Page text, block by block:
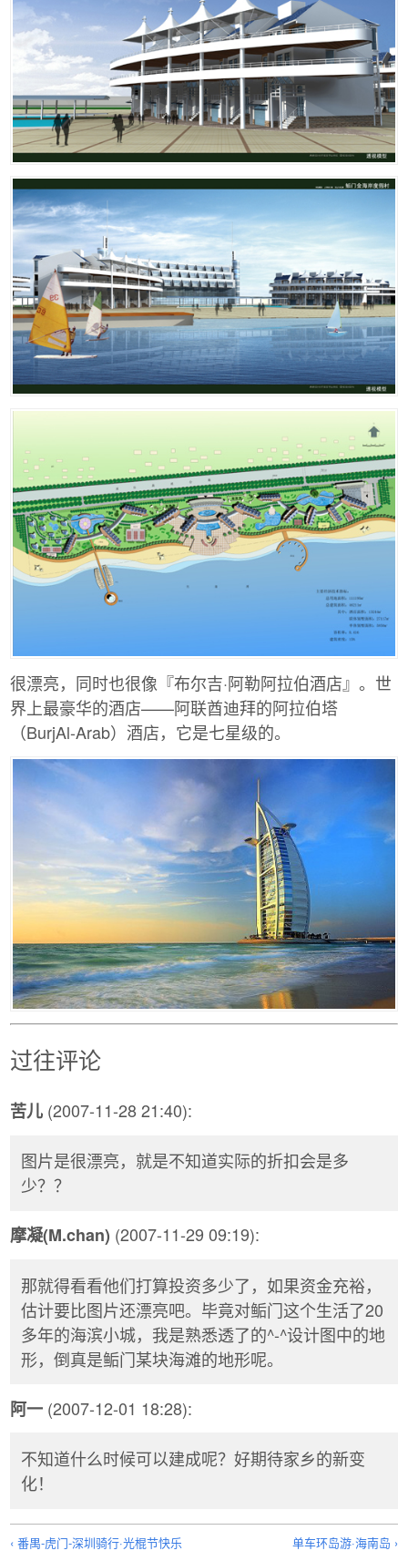
很漂亮，同时也很像『布尔吉·阿勒阿拉伯酒店』。世
界上最豪华的酒店——阿联酋迪拜的阿拉伯塔
（BurjAl-Arab）酒店，它是七星级的。
过往评论
苦儿 (2007-11-28 21:40):
图片是很漂亮，就是不知道实际的折扣会是多
少？？
摩凝(M.chan) (2007-11-29 09:19):
那就得看看他们打算投资多少了，如果资金充裕，
估计要比图片还漂亮吧。毕竟对鲘门这个生活了20
多年的海滨小城，我是熟悉透了的^-^设计图中的地
形，倒真是鲘门某块海滩的地形呢。
阿一 (2007-12-01 18:28):
不知道什么时候可以建成呢？好期待家乡的新变
化！
‹ 番禺-虎门-深圳骑行·光棍节快乐 单车环岛游·海南岛 ›